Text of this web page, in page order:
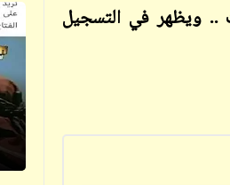
.. ويظهر في التسجيل